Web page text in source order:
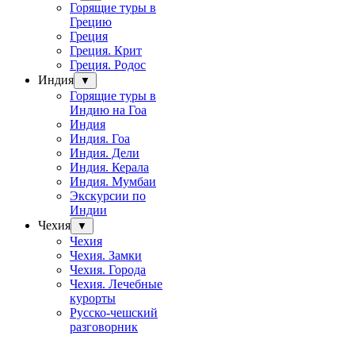
Горящие туры в
Грецию
Греция
Греция. Крит
Греция. Родос
Индия
▼
Горящие туры в
Индию на Гоа
Индия
Индия. Гоа
Индия. Дели
Индия. Керала
Индия. Мумбаи
Экскурсии по
Индии
Чехия
▼
Чехия
Чехия. Замки
Чехия. Города
Чехия. Лечебные
курорты
Русско-чешский
разговорник